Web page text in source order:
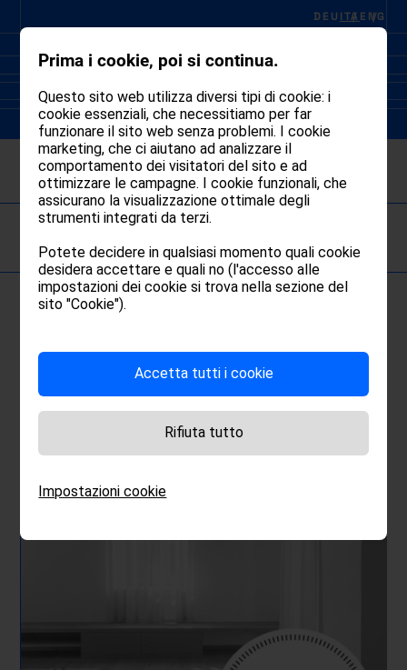
DEU ITA ENG
TUTTI
MEDIA
Prima i cookie, poi si continua.
Questo sito web utilizza diversi tipi di cookie: i
cookie essenziali, che necessitiamo per far
funzionare il sito web senza problemi. I cookie
marketing, che ci aiutano ad analizzare il
comportamento dei visitatori del sito e ad
ottimizzare le campagne. I cookie funzionali, che
assicurano la visualizzazione ottimale degli
strumenti integrati da terzi.
Potete decidere in qualsiasi momento quali cookie
desidera accettare e quali no (l'accesso alle
impostazioni dei cookie si trova nella sezione del
sito "Cookie").
Impostazioni cookie
Accetta tutti i cookie
Rifiuta tutto